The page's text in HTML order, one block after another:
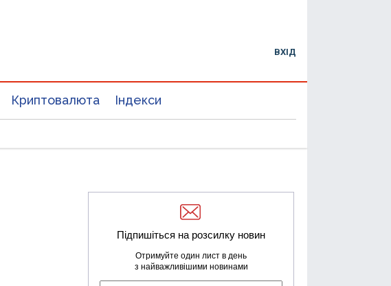
ВХІД
Криптовалюта Індекси
Підпишіться на розсилку новин
Отримуйте один лист в день
з найважливішими новинами